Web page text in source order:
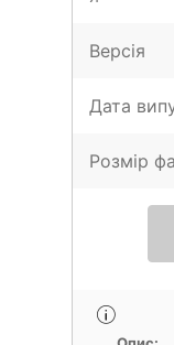
Версія
Дата
Розмір